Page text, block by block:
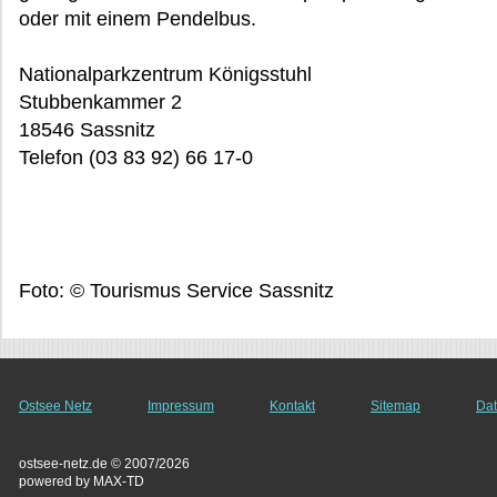
oder mit einem Pendelbus.
Nationalparkzentrum Königsstuhl
Stubbenkammer 2
18546 Sassnitz
Telefon (03 83 92) 66 17-0
Foto: © Tourismus Service Sassnitz
Ostsee Netz Impressum Kontakt Sitemap
ostsee-netz.de © 2007/2026
powered by MAX-TD